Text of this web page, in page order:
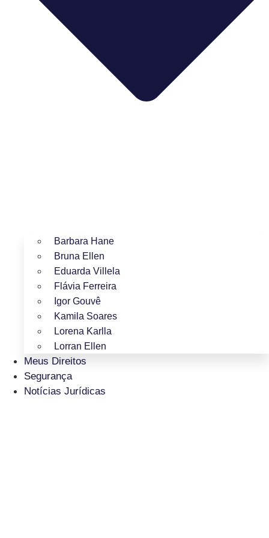
Barbara Hane
Bruna Ellen
Eduarda Villela
Flávia Ferreira
Igor Gouvê
Kamila Soares
Lorena Karlla
Lorran Ellen
Meus Direitos
Segurança
Notícias Jurídicas